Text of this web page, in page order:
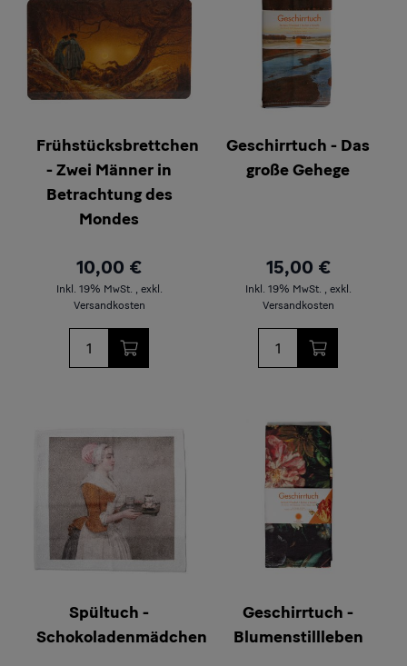
Frühstücksbrettchen
- Zwei Männer in
Betrachtung des
Mondes
10,00 €
Inkl. 19% MwSt. , exkl.
Versandkosten
Geschirrtuch - Das
große Gehege
15,00 €
Inkl. 19% MwSt. , exkl.
Versandkosten
Spültuch -
Schokoladenmädchen
Geschirrtuch -
Blumenstillleben